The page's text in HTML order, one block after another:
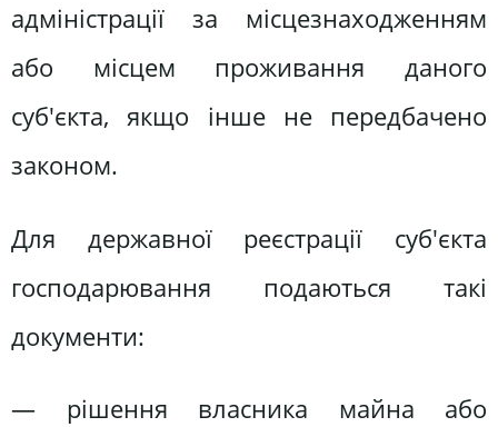
адміністрації за місцезнаходженням
або місцем проживання даного
суб'єкта, якщо інше не передбачено
законом.
Для державної реєстрації суб'єкта
господарювання подаються такі
документи:
— рішення власника майна або